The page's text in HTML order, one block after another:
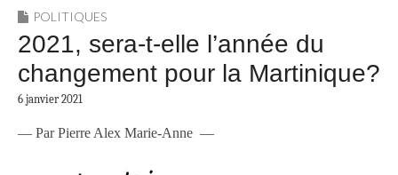
POLITIQUES
2021, sera-t-elle l’année du
changement pour la Martinique?
6 janvier 2021
— Par Pierre Alex Marie-Anne —